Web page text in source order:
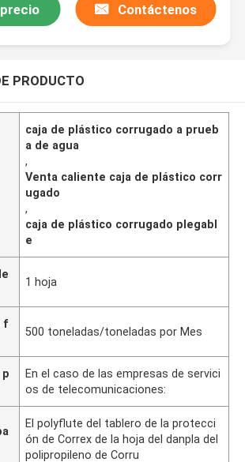
Contáctenos
PRODUCTO
caja de plástico corrugado a prueb
a de agua
,
Venta caliente caja de plástico corr
ugado
,
caja de plástico corrugado plegabl
e
1 hoja
f
500 toneladas/toneladas por Mes
En el caso de las empresas de servici
os de telecomunicaciones:
El polyflute del tablero de la protecci
ón de Correx de la hoja del danpla del
polipropileno de Corru